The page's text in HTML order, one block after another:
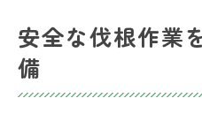
安全な伐根作業
備